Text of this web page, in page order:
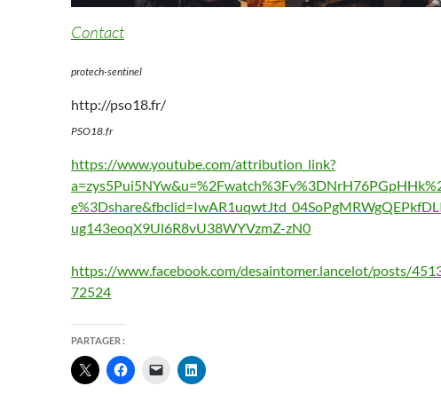
Contact
protech-sentinel
http://pso18.fr/
PSO18.fr
https://www.youtube.com/attribution_link?
ug143eoqX9Ul6R8vU38WYVzmZ-zN0
https://www.facebook.com/desaintomer.lancelot/posts/
72524
PARTAGER :